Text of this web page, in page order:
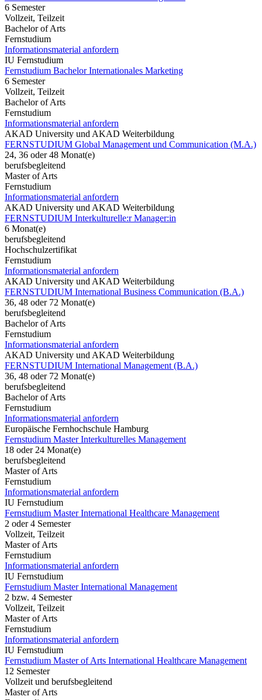
6 Semester
Vollzeit, Teilzeit
Bachelor of Arts
Fernstudium
Informationsmaterial anfordern
IU Fernstudium
Fernstudium Bachelor Internationales Marketing
6 Semester
Vollzeit, Teilzeit
Bachelor of Arts
Fernstudium
Informationsmaterial anfordern
AKAD University und AKAD Weiterbildung
FERNSTUDIUM Global Management und Communication (M.A.)
24, 36 oder 48 Monat(e)
berufsbegleitend
Master of Arts
Fernstudium
Informationsmaterial anfordern
AKAD University und AKAD Weiterbildung
FERNSTUDIUM Interkulturelle:r Manager:in
6 Monat(e)
berufsbegleitend
Hochschulzertifikat
Fernstudium
Informationsmaterial anfordern
AKAD University und AKAD Weiterbildung
FERNSTUDIUM International Business Communication (B.A.)
36, 48 oder 72 Monat(e)
berufsbegleitend
Bachelor of Arts
Fernstudium
Informationsmaterial anfordern
AKAD University und AKAD Weiterbildung
FERNSTUDIUM International Management (B.A.)
36, 48 oder 72 Monat(e)
berufsbegleitend
Bachelor of Arts
Fernstudium
Informationsmaterial anfordern
Europäische Fernhochschule Hamburg
Fernstudium Master Interkulturelles Management
18 oder 24 Monat(e)
berufsbegleitend
Master of Arts
Fernstudium
Informationsmaterial anfordern
IU Fernstudium
Fernstudium Master International Healthcare Management
2 oder 4 Semester
Vollzeit, Teilzeit
Master of Arts
Fernstudium
Informationsmaterial anfordern
IU Fernstudium
Fernstudium Master International Management
2 bzw. 4 Semester
Vollzeit, Teilzeit
Master of Arts
Fernstudium
Informationsmaterial anfordern
IU Fernstudium
Fernstudium Master of Arts International Healthcare Management
12 Semester
Vollzeit und berufsbegleitend
Master of Arts